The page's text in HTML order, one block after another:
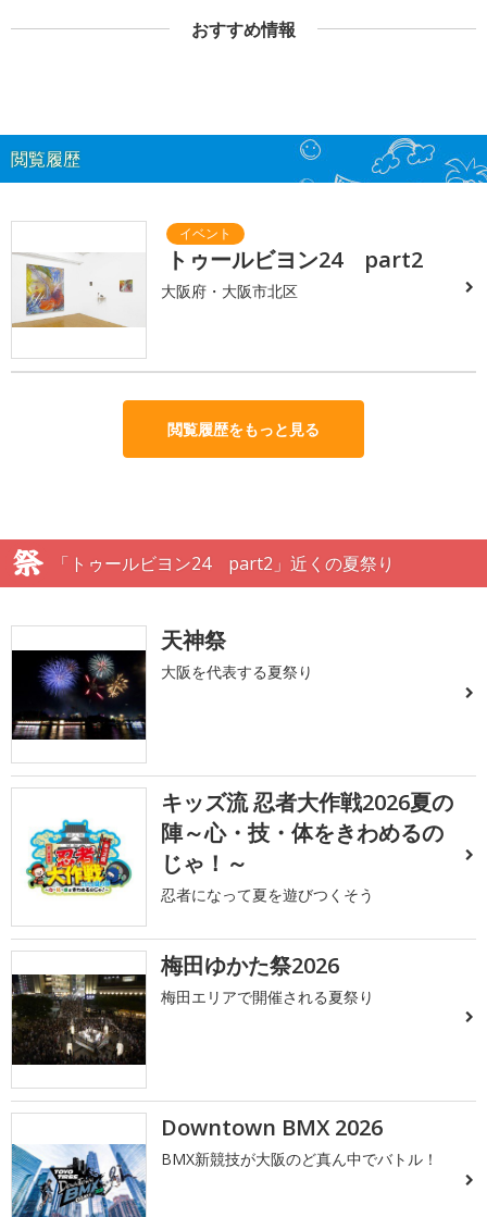
おすすめ情報
閲覧履歴
トゥールビヨン24 part2
大阪府・大阪市北区
閲覧履歴をもっと見る
「トゥールビヨン24 part2」近くの夏祭り
天神祭
大阪を代表する夏祭り
キッズ流 忍者大作戦2026夏の
陣～心・技・体をきわめるの
じゃ！～
忍者になって夏を遊びつくそう
梅田ゆかた祭2026
梅田エリアで開催される夏祭り
Downtown BMX 2026
BMX新競技が大阪のど真ん中でバトル！